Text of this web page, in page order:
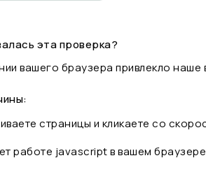
эта проверка?
вашего браузера привлекло наше
страницы и кликаете со
работе javascript в вашем браузере